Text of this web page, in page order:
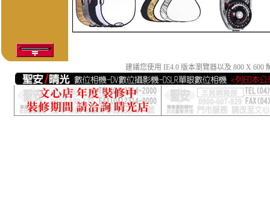
建議您使用 IE4.0 版本瀏覽器以及 800 X 600